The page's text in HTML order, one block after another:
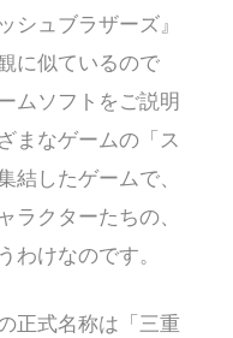
シュブラザーズ』
に似ているので
ムソフトをご説明
まなゲームの「ス
結したゲームで、
ラクターたちの、
わけなのです。
正式名称は「三重